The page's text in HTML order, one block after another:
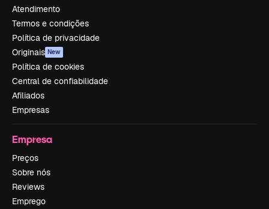
Atendimento
Termos e condições
Política de privacidade
Originais New
Política de cookies
Central de confiabilidade
Afiliados
Empresas
Empresa
Preços
Sobre nós
Reviews
Emprego